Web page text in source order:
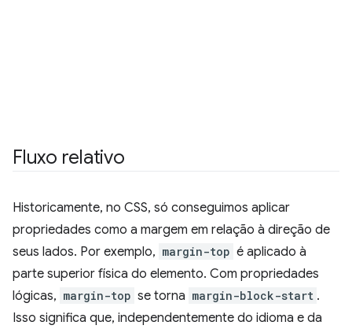
Fluxo relativo
Historicamente, no CSS, só conseguimos aplicar
propriedades como a margem em relação à direção de
seus lados. Por exemplo, margin-top é aplicado à
parte superior física do elemento. Com propriedades
lógicas, margin-top se torna margin-block-start .
Isso significa que, independentemente do idioma e da